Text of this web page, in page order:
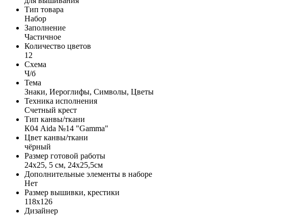
Тип товара
Набор
Заполнение
Частичное
Количество цветов
12
Схема
Ч/б
Тема
Знаки, Иероглифы, Символы, Цветы
Техника исполнения
Счетный крест
Тип канвы/ткани
К04 Aida №14 "Gamma"
Цвет канвы/ткани
чёрный
Размер готовой работы
24x25, 5 см, 24x25,5см
Дополнительные элементы в наборе
Нет
Размер вышивки, крестики
118x126
Дизайнер